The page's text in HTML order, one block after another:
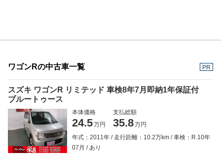
ワゴンRの中古車一覧 PR
スズキ ワゴンR リミテッド 車検8年7月即納1年保証付
ブルートゥース
本体価格
24.5万円
支払総額
35.8万円
年式：2011年
走行距離：10.2万km
車検：R.10年
07月
あり